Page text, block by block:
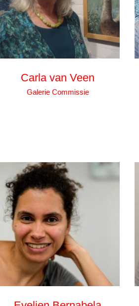
Carla van Veen
Galerie Commissie